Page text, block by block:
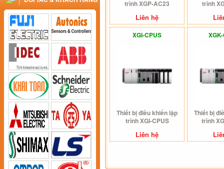
trình XGP-AC23
Liên hệ
trình
XGI-CPUS
Thiết bị điều khiển lập
trình XGI-CPUS
Liên hệ
Thiết bị
trình